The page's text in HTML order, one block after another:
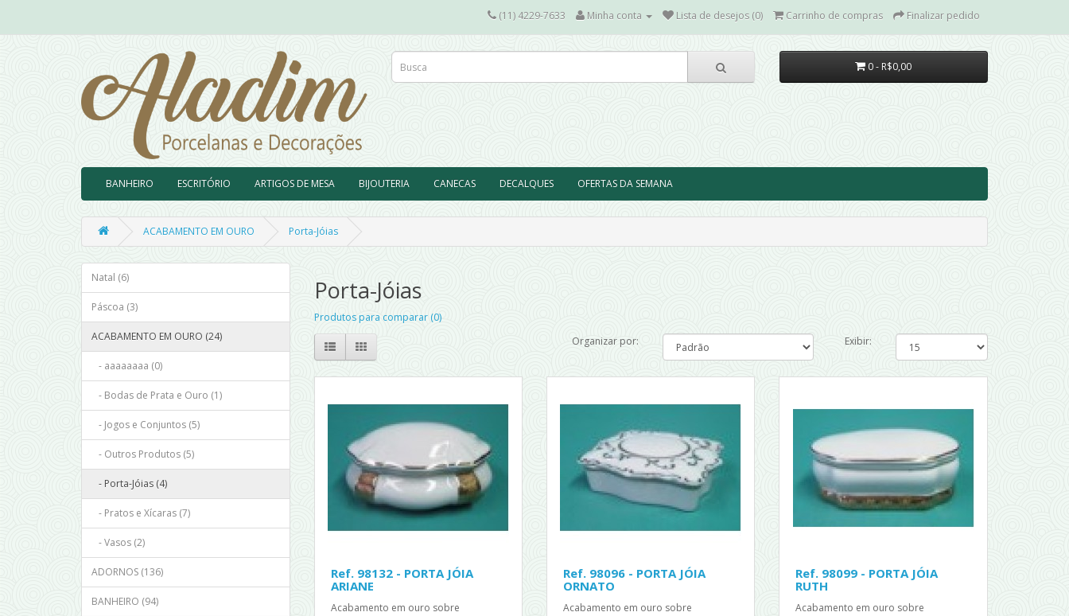
(11) 4229-7633 Minha conta Lista de desejos (0) Carrinho de compras Finalizar pedido
0 - R$0,00
BANHEIRO ESCRITÓRIO ARTIGOS DE MESA BIJOUTERIA CANECAS DECALQUES OFERTAS DA SEMANA
ACABAMENTO EM OURO Porta-Jóias
Natal (6)
Páscoa (3)
ACABAMENTO EM OURO (24)
- aaaaaaaa (0)
- Bodas de Prata e Ouro (1)
- Jogos e Conjuntos (5)
- Outros Produtos (5)
- Porta-Jóias (4)
- Pratos e Xícaras (7)
- Vasos (2)
ADORNOS (136)
BANHEIRO (94)
Porta-Jóias
Produtos para comparar (0)
Organizar por:
Exibir:
Ref. 98132 - PORTA JÓIA
ARIANE
Acabamento em ouro sobre
Ref. 98096 - PORTA JÓIA
ORNATO
Acabamento em ouro sobre
Ref. 98099 - PORTA JÓIA
RUTH
Acabamento em ouro sobre